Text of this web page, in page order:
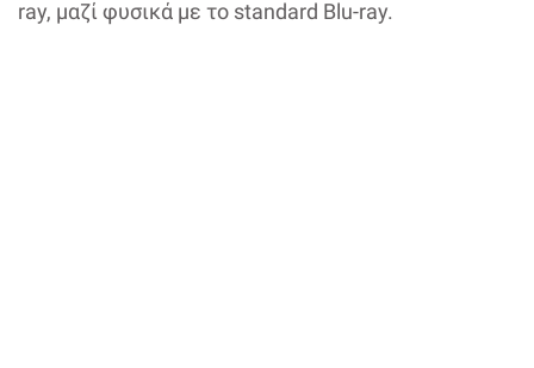
ray, μαζί φυσικά με το standard Blu-ray.